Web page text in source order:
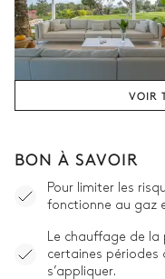
VOIR
BON À SAVOIR
Pour limiter les
fonctionne au gaz
Le chauffage de
certaines périodes
s’appliquer.